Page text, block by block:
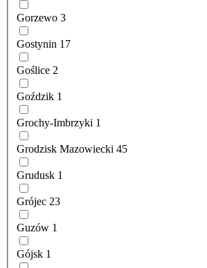
Gorzewo 3
Gostynin 17
Goślice 2
Goździk 1
Grochy-Imbrzyki 1
Grodzisk Mazowiecki 45
Grudusk 1
Grójec 23
Guzów 1
Gójsk 1